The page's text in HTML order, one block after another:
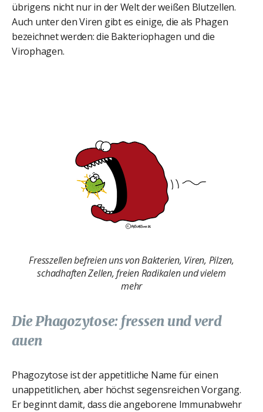
übrigens nicht nur in der Welt der weißen Blutzellen.
Auch unter den Viren gibt es einige, die als Phagen
bezeichnet werden: die Bakteriophagen und die
Virophagen.
Fresszellen befreien uns von Bakterien, Viren, Pilzen,
schadhaften Zellen, freien Radikalen und vielem
mehr
Die Phagozytose: fressen und verd
auen
Phagozytose ist der appetitliche Name für einen
unappetitlichen, aber höchst segensreichen Vorgang.
Er beginnt damit, dass die angeborene Immunabwehr